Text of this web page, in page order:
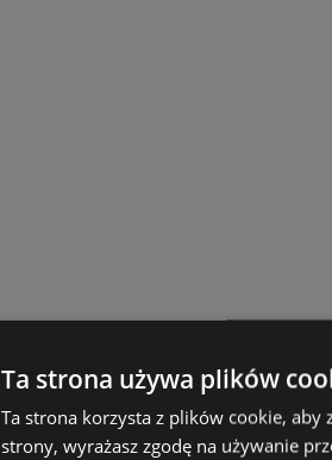
Ta strona używa plików
Ta strona korzysta z plików cookie, aby
strony, wyrażasz zgodę na używanie